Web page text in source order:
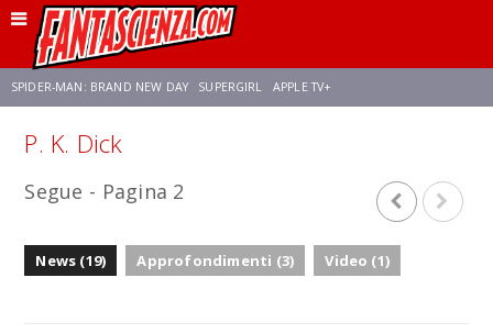
SPIDER-MAN: BRAND NEW DAY SUPERGIRL APPLE TV+
P. K. Dick
Segue - Pagina 2
News (19) Approfondimenti (3) Video (1)